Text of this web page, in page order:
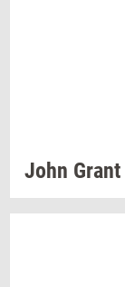
John Grant